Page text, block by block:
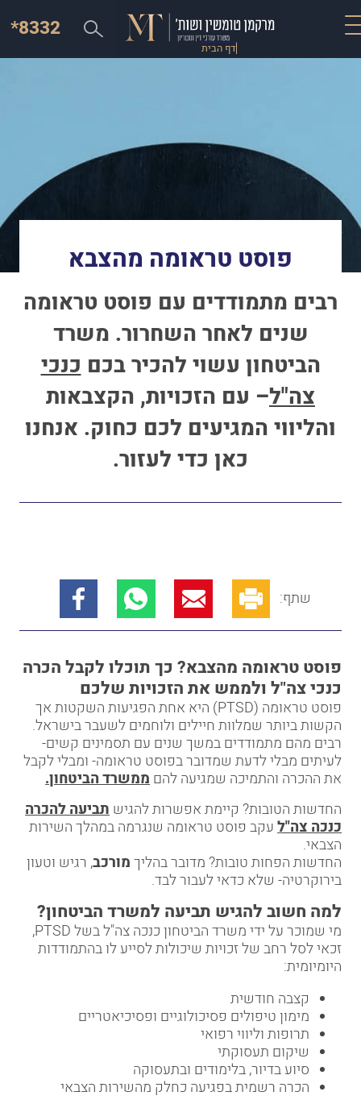
דף הבית
*8332
פוסט טראומה מהצבא
רבים מתמודדים עם פוסט טראומה
שנים לאחר השחרור. משרד
הביטחון עשוי להכיר בכםכנכי
צה"ל– עם הזכויות, הקצבאות
והליווי המגיעים לכם כחוק. אנחנו
כאן כדי לעזור.
שתף:
פוסט טראומה מהצבא? כך תוכלו לקבל הכרה
כנכי צה"ל ולממש את הזכויות שלכם
פוסט טראומה (PTSD) היא אחת הפגיעות השקטות אך
הקשות ביותר שמלוות חיילים ולוחמים לשעבר בישראל.
רבים מהם מתמודדים במשך שנים עם תסמינים קשים-
לעיתים מבלי לדעת שמדובר בפוסט טראומה- ומבלי לקבל
את ההכרה והתמיכה שמגיעה להםממשרד הביטחון.
החדשות הטובות? קיימת אפשרות להגישתביעה להכרה
כנכה צה"לעקב פוסט טראומה שנגרמה במהלך השירות
הצבאי.
החדשות הפחות טובות? מדובר בהליךמורכב, רגיש וטעון
בירוקרטיה- שלא כדאי לעבור לבד.
למה חשוב להגיש תביעה למשרד הביטחון?
מי שמוכר על ידי משרד הביטחון כנכה צה"ל בשל PTSD,
זכאי לסל רחב של זכויות שיכולות לסייע לו בהתמודדות
היומיומית:
קצבה חודשית
מימון טיפולים פסיכולוגיים ופסיכיאטריים
תרופות וליווי רפואי
שיקום תעסוקתי
סיוע בדיור, בלימודים ובתעסוקה
הכרה רשמית בפגיעה כחלק מהשירות הצבאי